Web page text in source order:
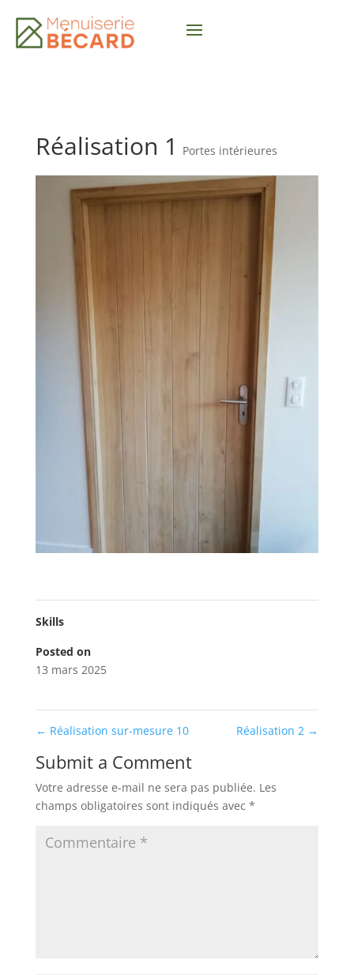
Réalisation 1 Portes intérieures
Skills
Posted on
13 mars 2025
← Réalisation sur-mesure 10 Réalisation 2 →
Submit a Comment
Votre adresse e-mail ne sera pas publiée. Les
champs obligatoires sont indiqués avec *